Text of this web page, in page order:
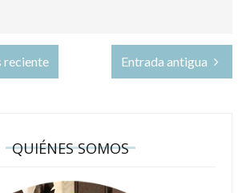
reciente Entrada antigua
QUIÉNES SOMOS